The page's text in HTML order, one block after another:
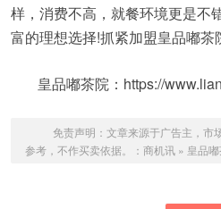
样，消费不高，就餐环境更是不
富的理想选择!抓紧加盟皇品嘟茶
皇品嘟茶院：https://
免责声明：文章来源于广告主，市
参考，不作买卖依据。： 商机讯 » 皇品